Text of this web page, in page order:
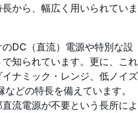
から、幅広く用いられていま
DC（直流）電源や特別な設
知られています。更に、これ
ナミック・レンジ、低ノイズ
どの特長を備えています。
流電源が不要という長所によ